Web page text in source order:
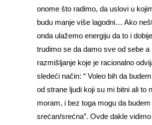
onome što radimo, da uslovi u
budu manje više lagodni… Ako
onda ulažemo energiju da to i
trudimo se da damo sve od sebe a
razmišljanje koje je racionalno
sledeći način: “ Voleo bih da
od strane ljudi koji su mi bitni ali to
moram, i bez toga mogu da budem
srećan/srećna”. Ovde dakle